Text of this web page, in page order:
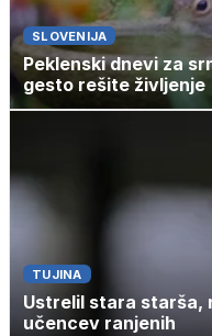
SLOVENIJA
Peklenski dnevi za
gesto rešite življenje
TUJINA
Ustrelil stara starša,
učencev ranjenih